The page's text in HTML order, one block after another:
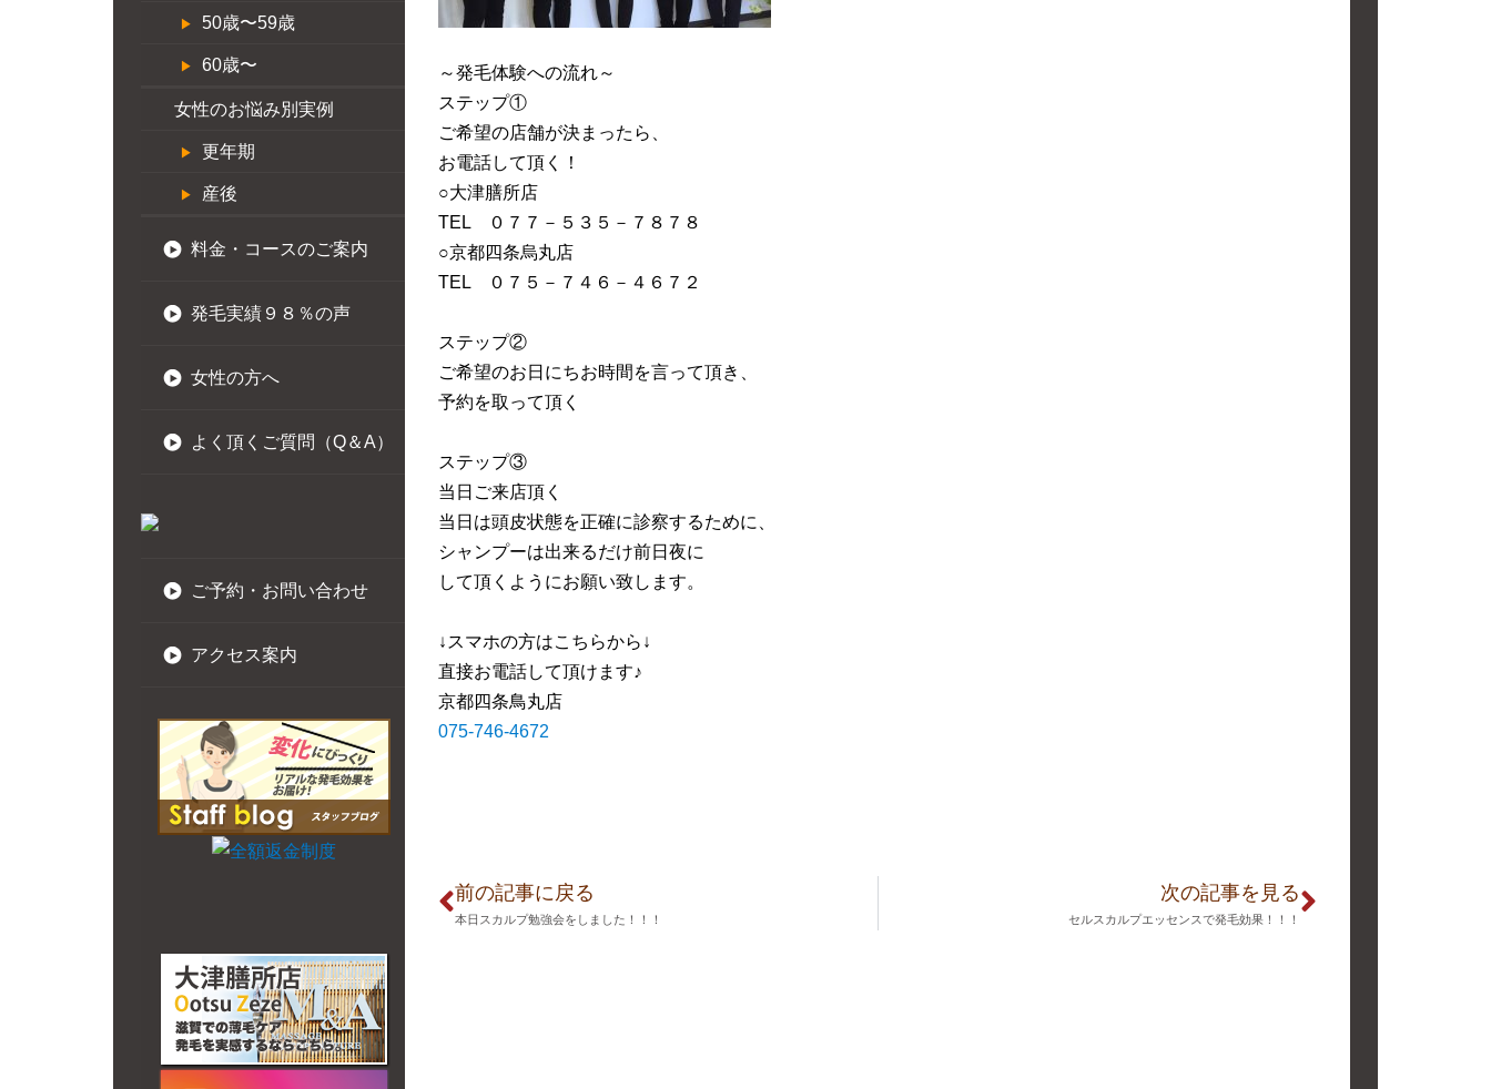
50歳〜59歳
60歳〜
女性のお悩み別実例
更年期
産後
料金・コースのご案内
発毛実績９８％の声
女性の方へ
よく頂くご質問（Q＆A）
ご予約・お問い合わせ
アクセス案内
～発毛体験への流れ～
ステップ①
ご希望の店舗が決まったら、
お電話して頂く！
○大津膳所店
TEL ０７７－５３５－７８７８
○京都四条烏丸店
TEL ０７５－７４６－４６７２
ステップ②
ご希望のお日にちお時間を言って頂き、
予約を取って頂く
ステップ③
当日ご来店頂く
当日は頭皮状態を正確に診察するために、
シャンプーは出来るだけ前日夜に
して頂くようにお願い致します。
↓スマホの方はこちらから↓
直接お電話して頂けます♪
京都四条鳥丸店
075-746-4672
前の記事に戻る
本日スカルプ勉強会をしました！！！
次の記事を見る
セルスカルプエッセンスで発毛効果！！！